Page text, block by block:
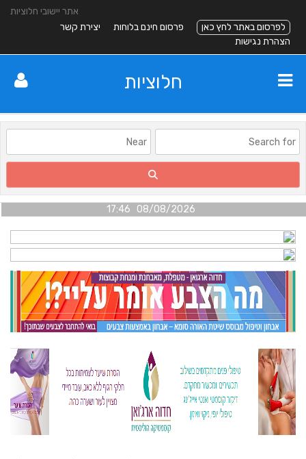
אתר יישובי חלוציות
לפרסום באתר לחץ כאן
פרסום חינם בלוחות
יצירת קשר
הצהרת נגישות
חלוציות
08/08/2026 17:46